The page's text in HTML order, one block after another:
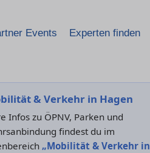
Events Experten finden
& Verkehr in Hagen
Infos zu ÖPNV, Parken und
findest du im
„Mobilität & Verkehr in